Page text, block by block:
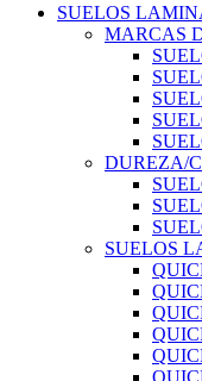
SUELOS
MARCAS
DUREZA/
SUELOS